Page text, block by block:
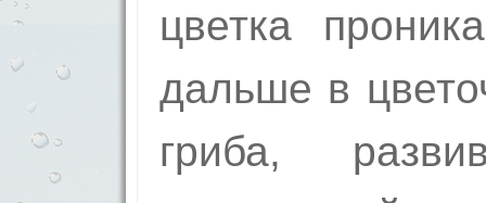
цветка
дальше в
гриба,